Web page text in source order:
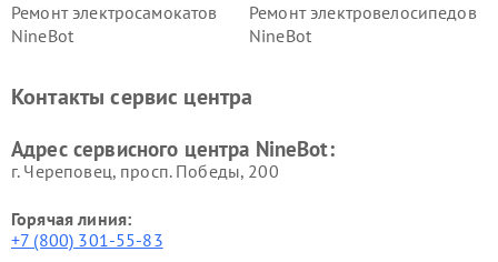
Ремонт электросамокатов
NineBot
Ремонт электровелосипедов
NineBot
Контакты сервис центра
Адрес сервисного центра NineBot:
г. Череповец, просп. Победы, 200
Горячая линия:
+7 (800) 301-55-83